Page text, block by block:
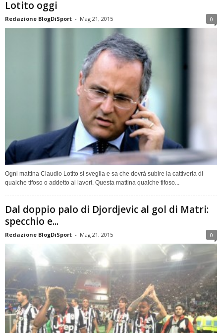
Lotito oggi
Redazione BlogDiSport - Mag 21, 2015 0
Ogni mattina Claudio Lotito si sveglia e sa che dovrà subire la cattiveria di
qualche tifoso o addetto ai lavori. Questa mattina qualche tifoso...
Dal doppio palo di Djordjevic al gol di Matri:
specchio e...
Redazione BlogDiSport - Mag 21, 2015 0